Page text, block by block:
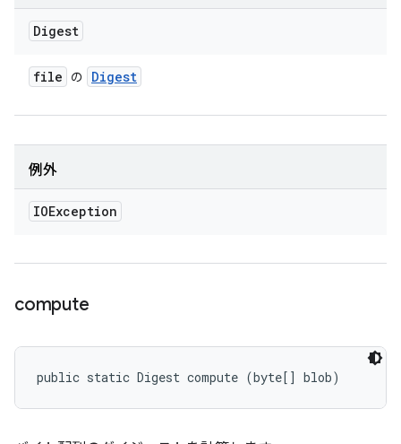
Digest
file の Digest
例外
IOException
compute
public static Digest compute (byte[] blob)